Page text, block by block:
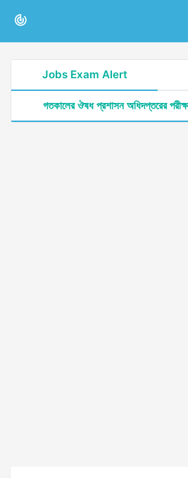
Jobs Exam Alert
গতকালের ঔষধ প্রশাসন অধিদপ্তরের